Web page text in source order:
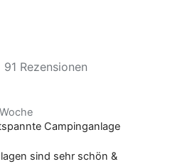
91 Rezensionen
Campinganlage
sind sehr schön &